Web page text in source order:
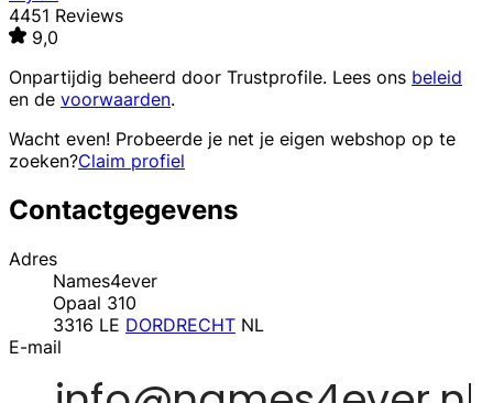
4451 Reviews
9,0
Onpartijdig beheerd door Trustprofile. Lees ons beleid
en de voorwaarden.
Wacht even! Probeerde je net je eigen webshop op te
zoeken?Claim profiel
Contactgegevens
Adres
Names4ever
Opaal 310
3316 LE DORDRECHT NL
E-mail